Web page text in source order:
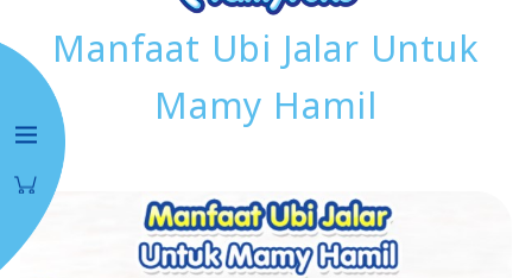
Manfaat Ubi Jalar Untuk
Mamy Hamil